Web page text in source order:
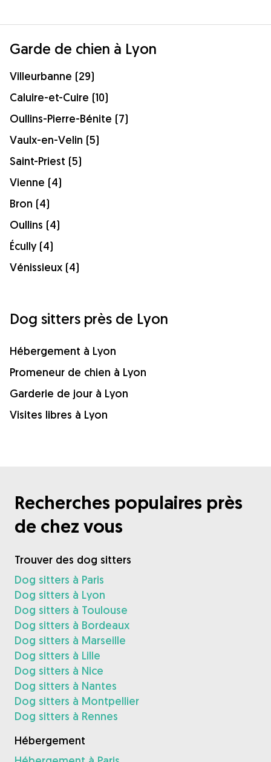
Garde de chien à Lyon
Villeurbanne (29)
Caluire-et-Cuire (10)
Oullins-Pierre-Bénite (7)
Vaulx-en-Velin (5)
Saint-Priest (5)
Vienne (4)
Bron (4)
Oullins (4)
Écully (4)
Vénissieux (4)
Dog sitters près de Lyon
Hébergement à Lyon
Promeneur de chien à Lyon
Garderie de jour à Lyon
Visites libres à Lyon
Recherches populaires près
de chez vous
Trouver des dog sitters
Dog sitters à Paris
Dog sitters à Lyon
Dog sitters à Toulouse
Dog sitters à Bordeaux
Dog sitters à Marseille
Dog sitters à Lille
Dog sitters à Nice
Dog sitters à Nantes
Dog sitters à Montpellier
Dog sitters à Rennes
Hébergement